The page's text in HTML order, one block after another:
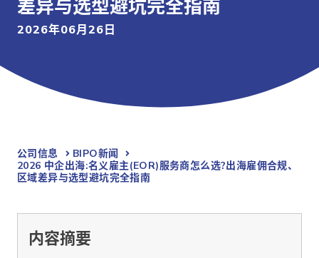
差异与选型避坑完全指南
2026年06月26日
公司信息
BIPO新闻​
2026 中企出海:名义雇主(EOR)服务商怎么选?出海雇佣合规、
区域差异与选型避坑完全指南
内容摘要